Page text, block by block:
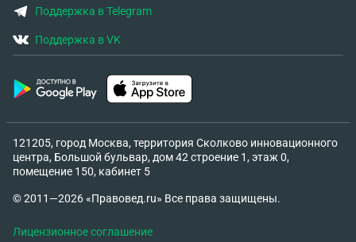
Поддержка в Telegram
Поддержка в VK
121205, город Москва, территория Сколково инновационного
центра, Большой бульвар, дом 42 строение 1, этаж 0,
помещение 150, кабинет 5
© 2011—2026 «Правовед.ru» Все права защищены.
Лицензионное соглашение